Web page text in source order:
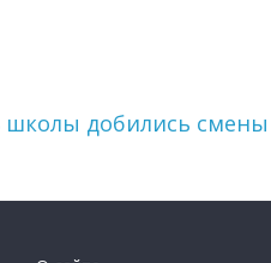
школы добились